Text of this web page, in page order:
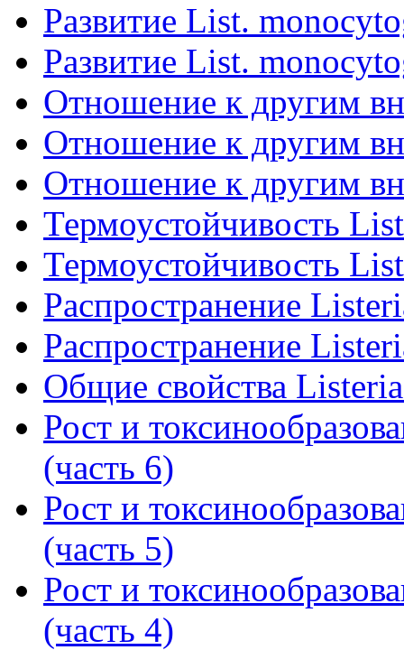
Развитие List.
Развитие List.
Отношение к другим
Отношение к другим
Отношение к другим
Термоустойчивость
Термоустойчивость
Распространение
Распространение
Общие свойства
Рост и
(часть 6)
Рост и
(часть 5)
Рост и
(часть 4)